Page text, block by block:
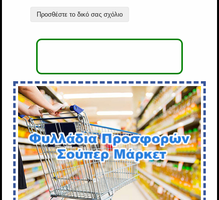
Προσθέστε το δικό σας σχόλιο